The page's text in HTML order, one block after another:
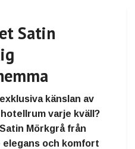
Satin
känslan av
varje kväll?
Mörkgrå från
elegans och komfort